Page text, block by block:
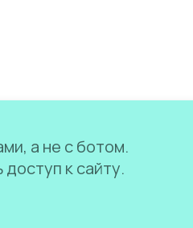
а не с ботом.
к сайту.